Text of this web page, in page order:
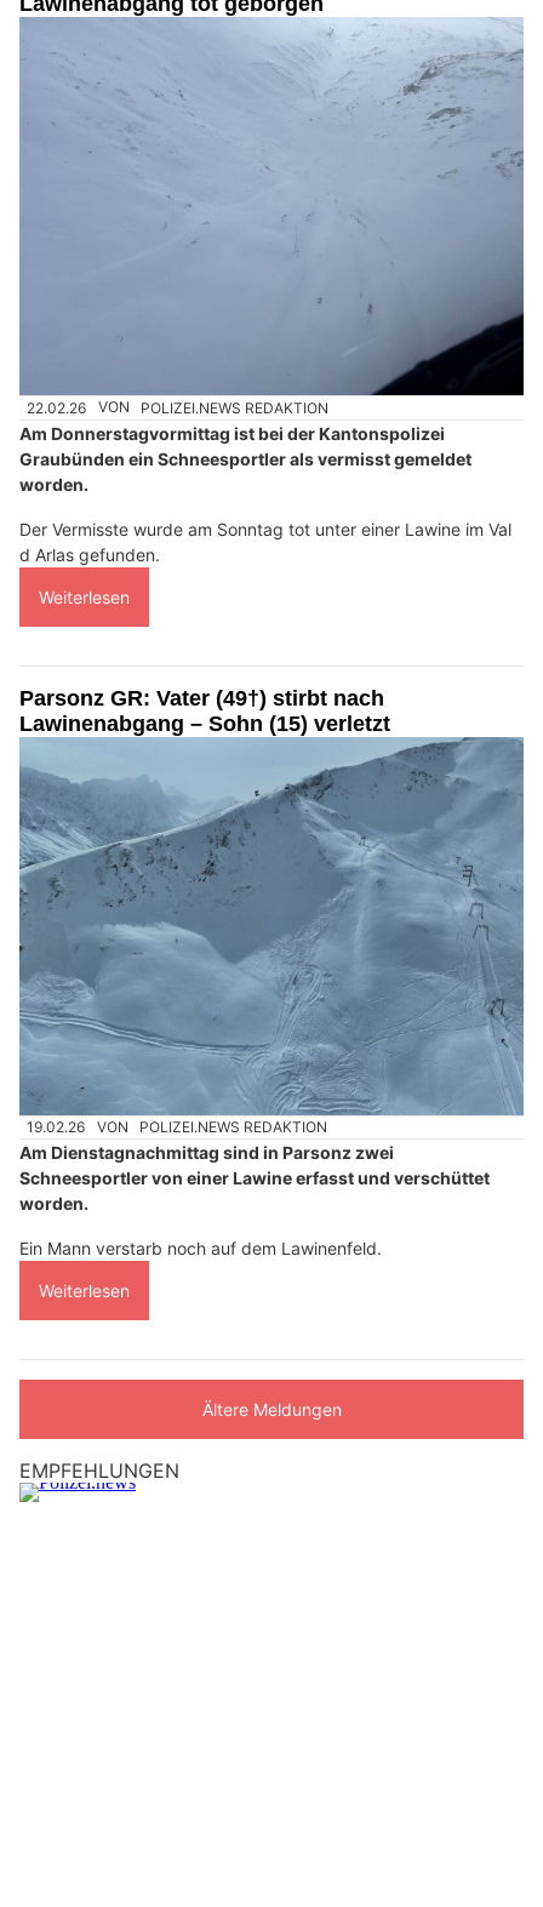
22.02.26 VON POLIZEI.NEWS REDAKTION
Am Donnerstagvormittag ist bei der Kantonspolizei
Graubünden ein Schneesportler als vermisst gemeldet
worden.
Der Vermisste wurde am Sonntag tot unter einer Lawine im Val
d Arlas gefunden.
Weiterlesen
Parsonz GR: Vater (49†) stirbt nach
Lawinenabgang – Sohn (15) verletzt
19.02.26 VON POLIZEI.NEWS REDAKTION
Am Dienstagnachmittag sind in Parsonz zwei
Schneesportler von einer Lawine erfasst und verschüttet
worden.
Ein Mann verstarb noch auf dem Lawinenfeld.
Weiterlesen
Ältere Meldungen
EMPFEHLUNGEN